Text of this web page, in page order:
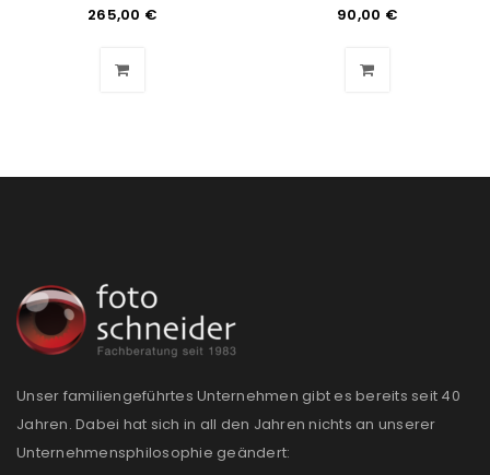
Angemeldet bleiben
ANMELDEN
PASSWORT VERGESSEN?
Ein Link zum Erstellen eines neuen Passworts wird an
deine E-Mail-Adresse gesendet.
Please select all the ways you would like to hear from
us
265,00 € 90,00 €
Unser familiengeführtes Unternehmen gibt es bereits seit 40
Jahren. Dabei hat sich in all den Jahren nichts an unserer
Unternehmensphilosophie geändert: